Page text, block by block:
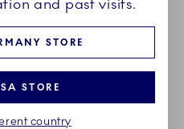
jeder
für welchen Anlass und
and past visits.
STORE
STORE
country